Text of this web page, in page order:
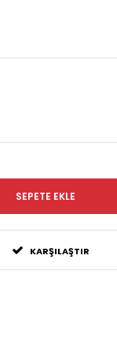
KARŞILAŞTIR